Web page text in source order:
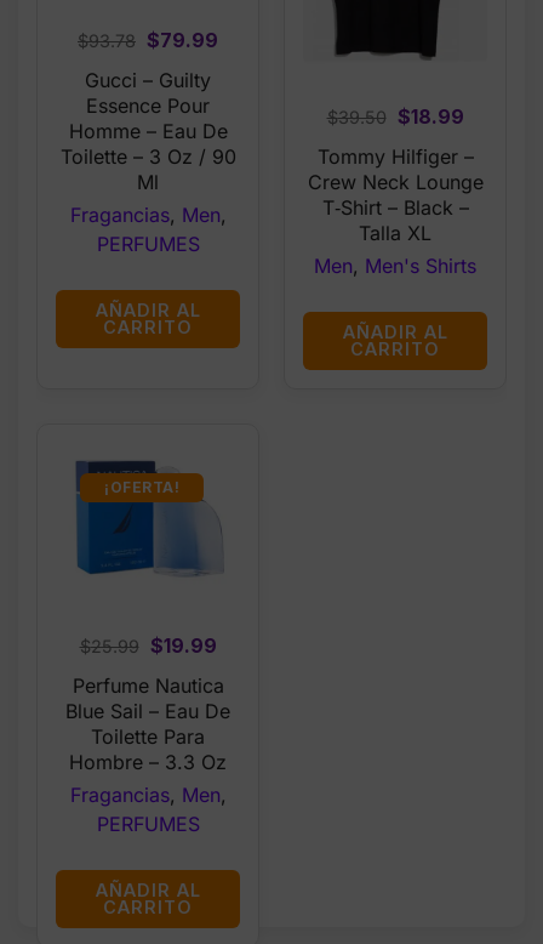
$93.78 Original
price
was:
$93.78.
$79.99
$79.99.
Gucci – Guilty
Essence Pour
Homme – Eau De
Toilette – 3 Oz / 90
Ml
Fragancias, Men,
PERFUMES
AÑADIR AL
CARRITO
$39.50
Original
price
was:
$39.50.
$18.99Current
is:
$18.99.
Tommy Hilfiger –
Crew Neck Lounge
T‑Shirt – Black –
Talla XL
Men, Men's Shirts
AÑADIR AL
CARRITO
¡OFERTA!
$25.99
Original
price
was:
$25.99.
$19.99Current
is:
Perfume Nautica
Blue Sail – Eau De
Toilette Para
Hombre – 3.3 Oz
Fragancias, Men,
PERFUMES
AÑADIR AL
CARRITO